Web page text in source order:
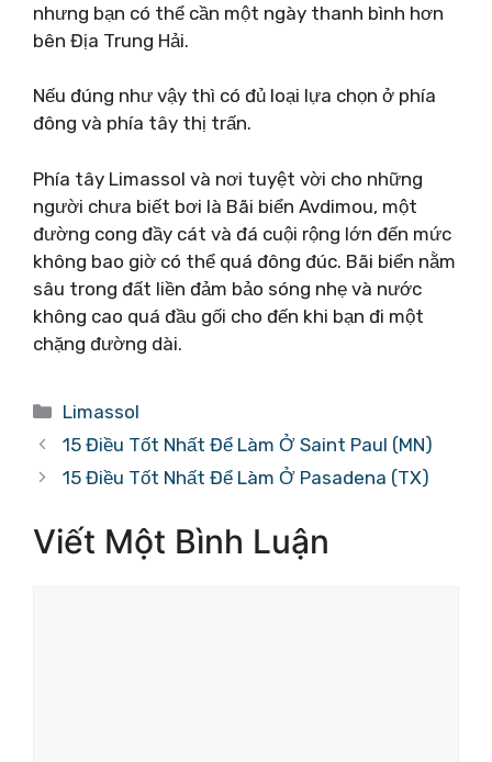
nhưng bạn có thể cần một ngày thanh bình hơn
bên Địa Trung Hải.
Nếu đúng như vậy thì có đủ loại lựa chọn ở phía
đông và phía tây thị trấn.
Phía tây Limassol và nơi tuyệt vời cho những
người chưa biết bơi là Bãi biển Avdimou, một
đường cong đầy cát và đá cuội rộng lớn đến mức
không bao giờ có thể quá đông đúc. Bãi biển nằm
sâu trong đất liền đảm bảo sóng nhẹ và nước
không cao quá đầu gối cho đến khi bạn đi một
chặng đường dài.
Danh
mục
Limassol
15 Điều Tốt Nhất Để Làm Ở Saint Paul (MN)
15 Điều Tốt Nhất Để Làm Ở Pasadena (TX)
Viết Một Bình Luận